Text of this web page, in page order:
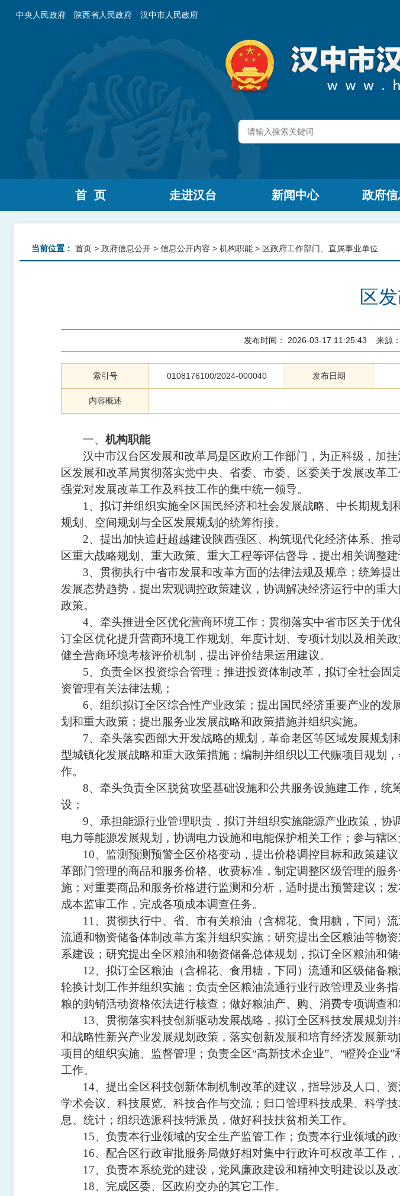
中央人民政府 陕西省人民政府 汉中市人民政府
首 页 走进汉台 新闻中心 政府
当前位置： 首页 > 政府信息公开 > 信息公开内容 > 机构职能 > 区政府工作部门、直属事业单位
区
发布时间： 2026-03-17 11:25:43 来源：
索引号 0108176100/2024-000040 发布日期
内容概述
一、机构职能
汉中市汉台区发展和改革局是区政府工作部门，为正科级，加
区发展和改革局贯彻落实党中央、省委、市委、区委关于发展改革
强党对发展改革工作及科技工作的集中统一领导。
1 、拟订并组织实施全区国民经济和社会发展战略、中长期规
规划、空间规划与全区发展规划的统筹衔接。
2、提出加快追赶超越建设陕西强区、构筑现代化经济体系、
区重大战略规划、重大政策、重大工程等评估督导，提出相关调整建
3、贯彻执行中省市发展和改革方面的法律法规及规章；统筹
发展态势趋势，提出宏观调控政策建议，协调解决经济运行中的重
政策。
4、牵头推进全区优化营商环境工作；贯彻落实中省市区关于
订全区优化提升营商环境工作规划、年度计划、专项计划以及相关
健全营商环境考核评价机制，提出评价结果运用建议。
5、负责全区投资综合管理；推进投资体制改革，拟订全社会
资管理有关法律法规；
6、组织拟订全区综合性产业政策；提出国民经济重要产业的
划和重大政策；提出服务业发展战略和政策措施并组织实施。
7、牵头落实西部大开发战略的规划，革命老区等区域发展规
型城镇化发展战略和重大政策措施；编制并组织以工代赈项目规划
作。
8、牵头负责全区脱贫攻坚基础设施和公共服务设施建工作，
设；
9、承担能源行业管理职责，拟订并组织实施能源产业政策，
电力等能源发展规划，协调电力设施和电能保护相关工作；参与辖区
10、监测预测预警全区价格变动，提出价格调控目标和政策建
革部门管理的商品和服务价格、收费标准，制定调整区级管理的服
施；对重要商品和服务价格进行监测和分析，适时提出预警建议；
成本监审工作，完成各项成本调查任务。
11 、贯彻执行中、省、市有关粮油（含棉花、食用糖，下同）
流通和物资储备体制改革方案并组织实施；研究提出全区粮油等物
系建设；研究提出全区粮油和物资储备总体规划，拟订全区粮油和储
12、拟订全区粮油（含棉花、食用糖，下同）流通和区级储备
轮换计划工作并组织实施；负责全区粮油流通行业行政管理及业务
粮的购销活动资格依法进行核查；做好粮油产、购、消费专项调查
13、贯彻落实科技创新驱动发展战略，拟订全区科技发展规划
和战略性新兴产业发展规划政策，落实创新发展和培育经济发展新
项目的组织实施、监督管理；负责全区“高新技术企业”、 “瞪羚企业”
工作。
14、提出全区科技创新体制机制改革的建议，指导涉及人口、
学术会议、科技展览、科技合作与交流；归口管理科技成果、科学
息、统计；组织选派科技特派员，做好科技扶贫相关工作。
15、负责本行业领域的安全生产监管工作；负责本行业领域的
16、配合区行政审批服务局做好相对集中行政许可权改革工作，
17、负责本系统党的建设，党风廉政建设和精神文明建设以及
18、完成区委、区政府交办的其它工作。